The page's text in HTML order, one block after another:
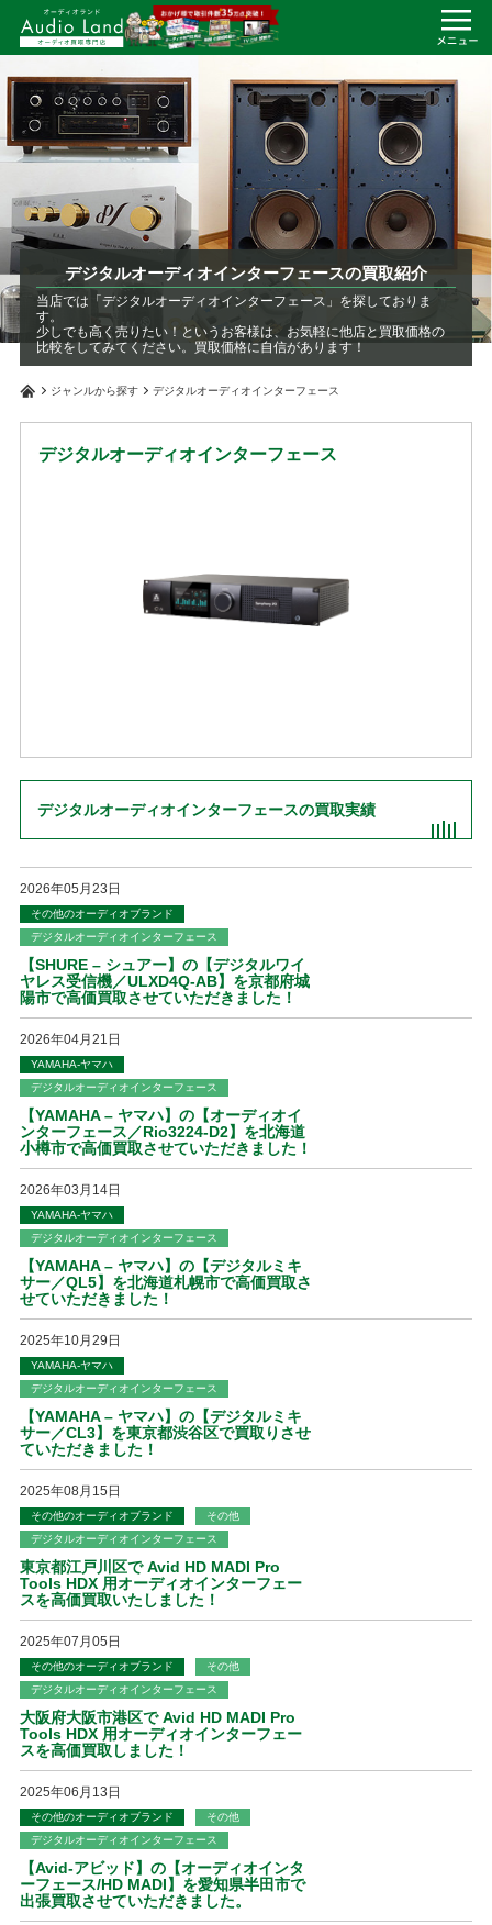
デジタルオーディオインターフェースの買取紹介
当店では「デジタルオーディオインターフェース」を探しておりま
す。
少しでも高く売りたい！というお客様は、お気軽に他店と買取価格の
比較をしてみてください。買取価格に自信があります！
ジャンルから探す デジタルオーディオインターフェース
デジタルオーディオインターフェース
デジタルオーディオインターフェースの買取実績
2026年05月23日
その他のオーディオブランド
デジタルオーディオインターフェース
【SHURE – シュアー】の【デジタルワイ
ヤレス受信機／ULXD4Q-AB】を京都府城
陽市で高価買取させていただきました！
2026年04月21日
YAMAHA-ヤマハ
デジタルオーディオインターフェース
【YAMAHA – ヤマハ】の【オーディオイ
ンターフェース／Rio3224-D2】を北海道
小樽市で高価買取させていただきました！
2026年03月14日
YAMAHA-ヤマハ
デジタルオーディオインターフェース
【YAMAHA – ヤマハ】の【デジタルミキ
サー／QL5】を北海道札幌市で高価買取さ
せていただきました！
2025年10月29日
YAMAHA-ヤマハ
デジタルオーディオインターフェース
【YAMAHA – ヤマハ】の【デジタルミキ
サー／CL3】を東京都渋谷区で買取りさせ
ていただきました！
2025年08月15日
その他のオーディオブランド
その他
デジタルオーディオインターフェース
東京都江戸川区で Avid HD MADI Pro
Tools HDX 用オーディオインターフェー
スを高価買取いたしました！
2025年07月05日
その他のオーディオブランド
その他
デジタルオーディオインターフェース
大阪府大阪市港区で Avid HD MADI Pro
Tools HDX 用オーディオインターフェー
スを高価買取しました！
2025年06月13日
その他のオーディオブランド
その他
デジタルオーディオインターフェース
【Avid-アビッド】の【オーディオインタ
ーフェース/HD MADI】を愛知県半田市で
出張買取させていただきました。